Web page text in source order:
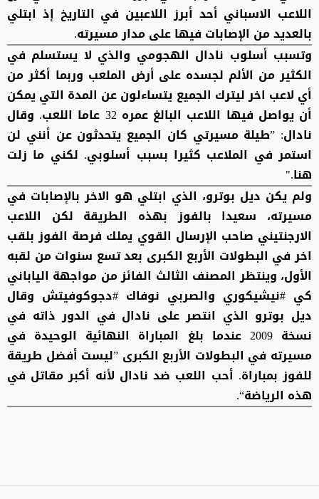
اللاعب الاسباني أحد أبرز اللاعبين في التاريخ إذ ابتلي
بالعديد من الإصابات فيها على مدار مسيرته.
وتسبب أسلوب نادال الهجومي والذي لا يستسلم في
الكثير من الألم لجسده على أرض الملعب وربما أكثر من
أي لاعب اخر ليترك الجميع يتساءلون عن المدة التي يمكن
أن يواصل فيها اللاعب البالغ عمره 32 عاما اللعب. وقال
نادال: ”طيلة مسيرتي كان الجميع يتحدثون عن أنني لن
استمر في الملاعب كثيرا بسبب أسلوبي. لكني ما زلت
هنا."
ولم يكن ديل بوترو، الذي ابتلي هو الاخر بالإصابات في
مسيرته، سعيدا بالفوز بهذه الطريقة لكن اللاعب
الارجنتيني صاحب الإرسال القوي يملك فرصة الفوز بلقب
اخر في البطولات الأربع الكبرى بعد تسع سنوات من لقبه
الأول، وينتظر المصنف الثالث الفائز من مواجهة الياباني
كي #نيشيكوري والصربي نوفاك #دجوكوفيتش وقال
ديل بوترو الذي انتصر على نادال في الدور ذاته في
نسخة 2009 عندما بلغ المباراة النهائية الوحيدة في
مسيرته في البطولات الأربع الكبرى ”ليست أفضل طريقة
للفوز بمباراة. أحب اللعب ضد نادال لأنه أكبر مقاتل في
هذه الرياضة“.